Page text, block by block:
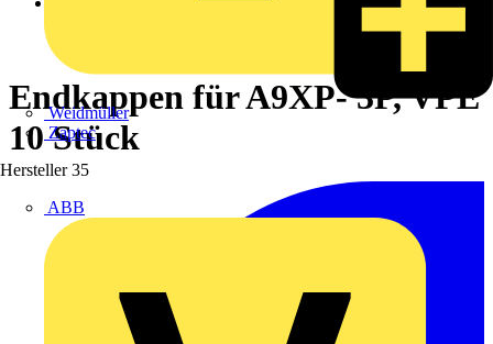
Weidmüller
Zaptec
Hersteller 35
ABB
Endkappen für A9XP- 3P, VPE
10 Stück